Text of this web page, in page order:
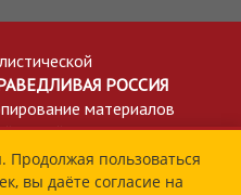
РОССИЯ
материалов
на сайт spravedlivo.ru
персональных
Продолжая пользоваться
вы даёте согласие на